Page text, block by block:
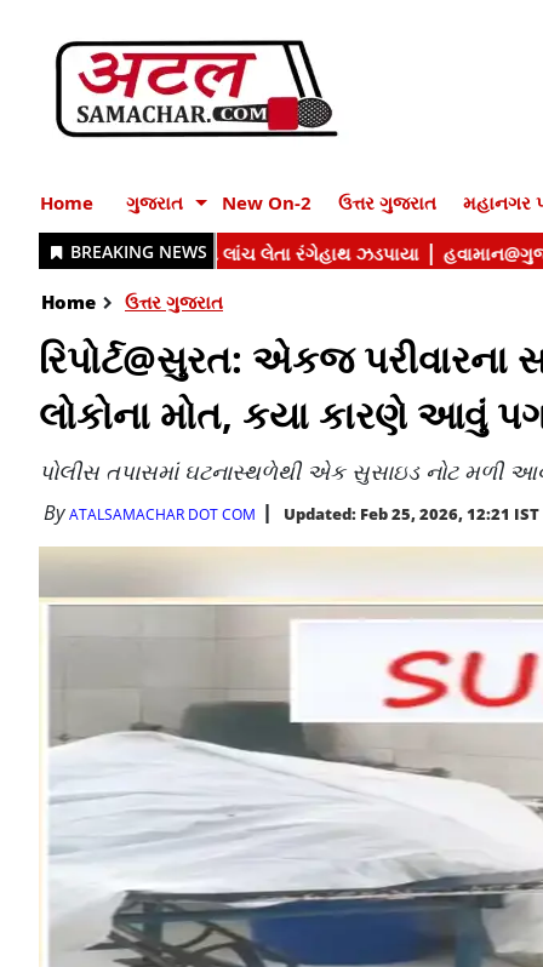
Home ગુજરાત New On-2 ઉત્તર ગુજરાત મહાનગર
Home ઉત્તર ગુજરાત
રિપોર્ટ@સુરત: એકજ
લોકોના મોત, કયા કારણે આવું
પોલીસ તપાસમાં ઘટનાસ્થળેથી એક સુસાઇડ નોટ મળી
ByATALSAMACHAR DOT COM Updated: Feb 25, 2026, 12:21 IST